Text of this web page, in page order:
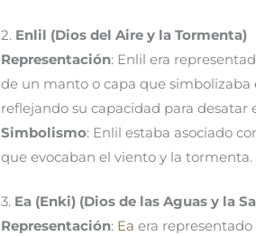
2. Enlil (Dios del Aire y la Tormenta)
Representación: Enlil era
de un manto o capa que simbolizaba
reflejando su capacidad para desatar
Simbolismo: Enlil estaba asociado
que evocaban el viento y la tormenta.
3. Ea (Enki) (Dios de las Aguas y la
Representación: Ea era